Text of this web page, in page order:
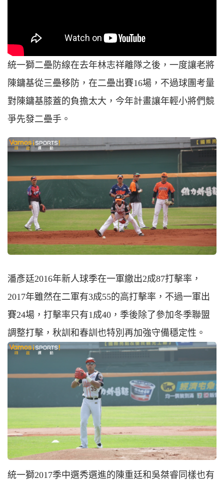
統一獅二壘防線在去年林志祥離隊之後，一度讓老將
陳鏞基從三壘移防，在二壘出賽16場，不過球團考量
對陳鏞基膝蓋的負擔太大，今年計畫讓年輕小將們競
爭先發二壘手。
潘彥廷2016年新人球季在一軍繳出2成87打擊率，
2017年雖然在二軍有3成55的高打擊率，不過一軍出
賽24場，打擊率只有1成40，季後除了參加冬季聯盟
調整打擊，秋訓和春訓也特別再加強守備穩定性。
統一獅2017季中選秀選進的陳重廷和吳桀睿同樣也有